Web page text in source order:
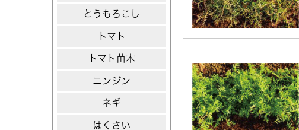
とうもろこし
トマト
トマト苗木
ニンジン
ネギ
はくさい